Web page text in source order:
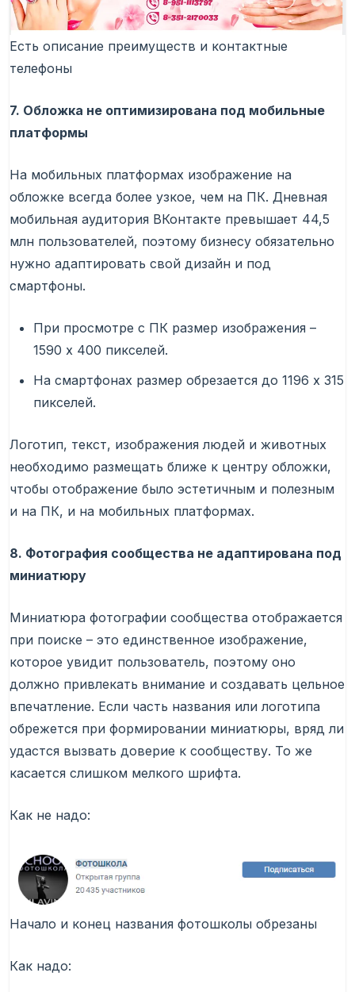
Есть описание преимуществ и контактные
телефоны
7. Обложка не оптимизирована под мобильные
платформы
На мобильных платформах изображение на
обложке всегда более узкое, чем на ПК. Дневная
мобильная аудитория ВКонтакте превышает 44,5
млн пользователей, поэтому бизнесу обязательно
нужно адаптировать свой дизайн и под
смартфоны.
При просмотре с ПК размер изображения –
1590 x 400 пикселей.
На смартфонах размер обрезается до 1196 x 315
пикселей.
Логотип, текст, изображения людей и животных
необходимо размещать ближе к центру обложки,
чтобы отображение было эстетичным и полезным
и на ПК, и на мобильных платформах.
8. Фотография сообщества не адаптирована под
миниатюру
Миниатюра фотографии сообщества отображается
при поиске – это единственное изображение,
которое увидит пользователь, поэтому оно
должно привлекать внимание и создавать цельное
впечатление. Если часть названия или логотипа
обрежется при формировании миниатюры, вряд ли
удастся вызвать доверие к сообществу. То же
касается слишком мелкого шрифта.
Как не надо:
Начало и конец названия фотошколы обрезаны
Как надо: